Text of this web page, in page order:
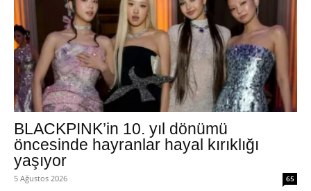
BLACKPINK’in 10. yıl dönümü
öncesinde hayranlar hayal kırıklığı
yaşıyor
5 Ağustos 2026 65